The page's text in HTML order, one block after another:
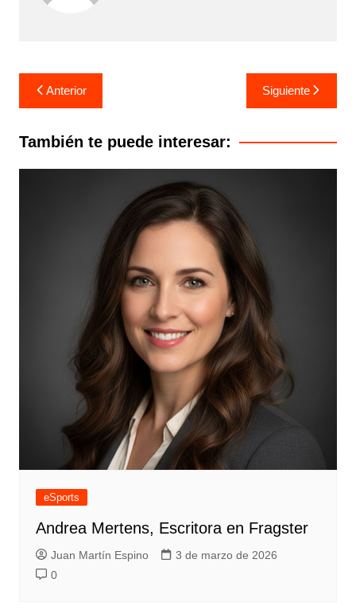
Navegación
de
entradas
Anterior Siguiente
También te puede interesar:
eSports
Andrea Mertens, Escritora en Fragster
Juan Martín Espino
3 de marzo de 2026
0